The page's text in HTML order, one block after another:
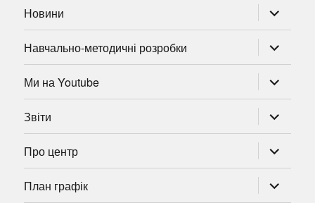
Новини
підменю
Навчально-методичні розробки
підменю
Ми на Youtube
підменю
Звіти
підменю
Про центр
підменю
План графік
підменю